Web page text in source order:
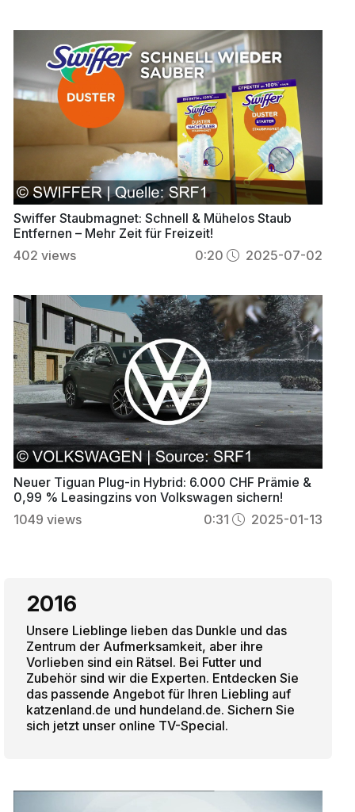
Swiffer Staubmagnet: Schnell & Mühelos Staub
Entfernen – Mehr Zeit für Freizeit!
402 views 0:20 2025-07-02
Neuer Tiguan Plug-in Hybrid: 6.000 CHF Prämie &
0,99 % Leasingzins von Volkswagen sichern!
1049 views 0:31 2025-01-13
2016
Unsere Lieblinge lieben das Dunkle und das
Zentrum der Aufmerksamkeit, aber ihre
Vorlieben sind ein Rätsel. Bei Futter und
Zubehör sind wir die Experten. Entdecken Sie
das passende Angebot für Ihren Liebling auf
katzenland.de und hundeland.de. Sichern Sie
sich jetzt unser online TV-Special.